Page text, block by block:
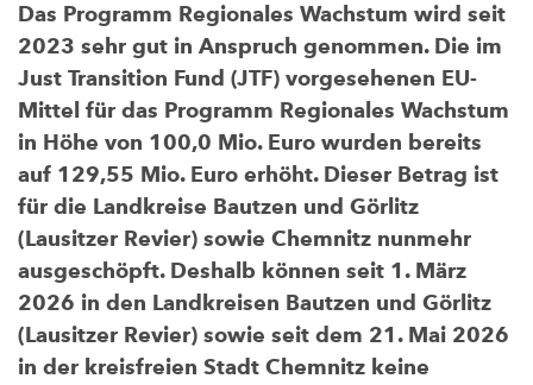
Das Programm Regionales Wachstum wird seit
2023 sehr gut in Anspruch genommen. Die im
Just Transition Fund (JTF) vorgesehenen EU-
Mittel für das Programm Regionales Wachstum
in Höhe von 100,0 Mio. Euro wurden bereits
auf 129,55 Mio. Euro erhöht. Dieser Betrag ist
für die Landkreise Bautzen und Görlitz
(Lausitzer Revier) sowie Chemnitz nunmehr
ausgeschöpft. Deshalb können seit 1. März
2026 in den Landkreisen Bautzen und Görlitz
(Lausitzer Revier) sowie seit dem 21. Mai 2026
in der kreisfreien Stadt Chemnitz keine